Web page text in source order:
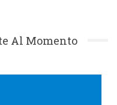
Al Momento